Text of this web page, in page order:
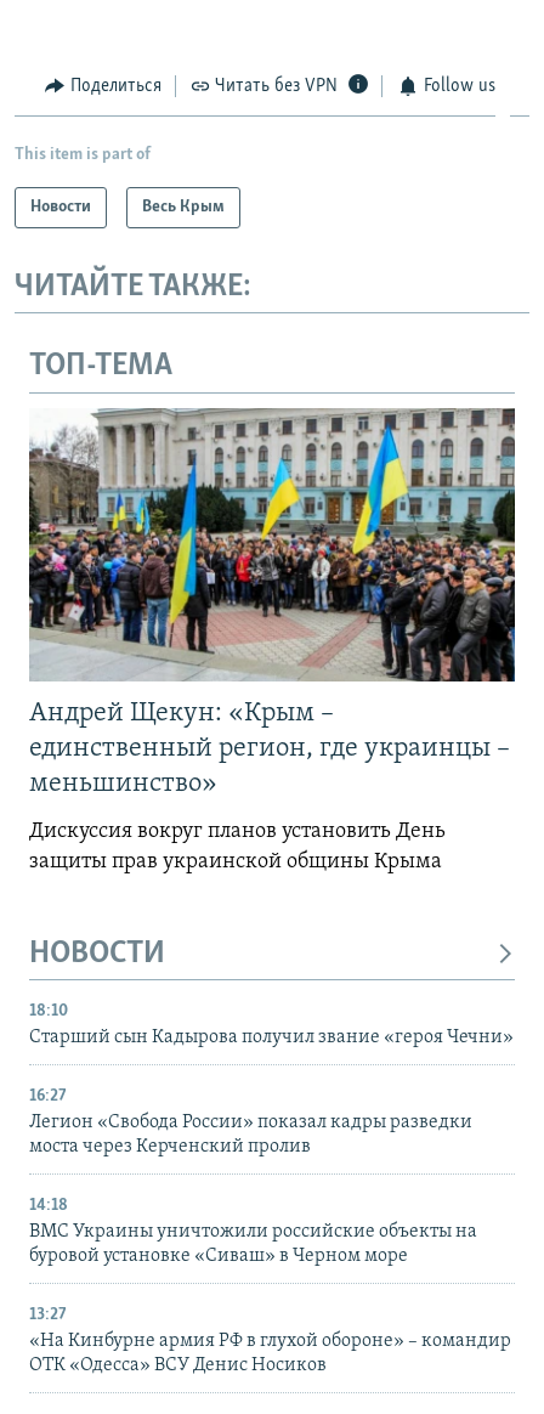
Поделиться Читать без VPN Follow us
This item is part of
Новости Весь Крым
ЧИТАЙТЕ ТАКЖЕ:
ТОП-ТЕМА
Андрей Щекун: «Крым –
единственный регион, где украинцы –
меньшинство»
Дискуссия вокруг планов установить День
защиты прав украинской общины Крыма
НОВОСТИ
18:10
Старший сын Кадырова получил звание «героя Чечни»
16:27
Легион «Свобода России» показал кадры разведки
моста через Керченский пролив
14:18
ВМС Украины уничтожили российские объекты на
буровой установке «Сиваш» в Черном море
13:27
«На Кинбурне армия РФ в глухой обороне» – командир
ОТК «Одесса» ВСУ Денис Носиков